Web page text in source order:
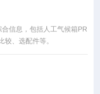
信息，包括人工气候箱PR
较、选配件等。